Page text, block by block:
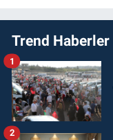
Trend Haberler
1
2